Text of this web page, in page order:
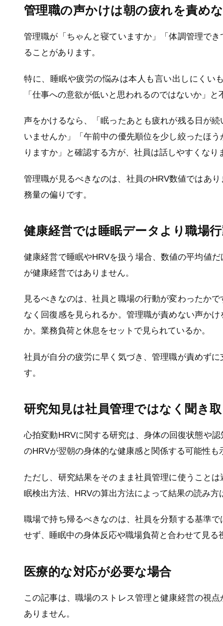
管理職の声かけは朝の疲れを責め
管理職が「ちゃんと寝ていますか」「体調管理で
ることがあります。
特に、睡眠や疲労の悩みは本人も言い出しにくい
「仕事への意欲が低いと思われるのではないか」
声をかけるなら、「眠ったあとも疲れが残る日が
いませんか」「午前中の優先順位を少し絞ったほ
りますか」と確認する方が、社員は話しやすくなり
管理職が見るべきなのは、社員のHRV数値ではあ
務量の偏りです。
健康経営では睡眠データより職場
健康経営で睡眠やHRVを扱う場合、数値の平均値
が健康経営ではありません。
見るべきなのは、社員と職場の行動が変わったか
なく回復感を見られるか。管理職が責めない声か
か。業務負荷と休息をセットで見られているか。
社員が自分の疲労に早く気づき、管理職が責めず
す。
研究知見は社員管理ではなく聞き
心拍変動HRVに関する研究は、身体の回復状態や
のHRVが翌朝の身体的な健康感と関係する可能性も
ただし、研究結果をそのまま社員管理に使うこと
眠検出方法、HRVの算出方法によって結果の読み方
職場で持ち帰るべきなのは、社員を分類する基準
せず、睡眠中の身体反応や職場負荷と合わせて見る
医療的な対応が必要な場合
この記事は、職場のストレス管理と健康経営の視
ありません。